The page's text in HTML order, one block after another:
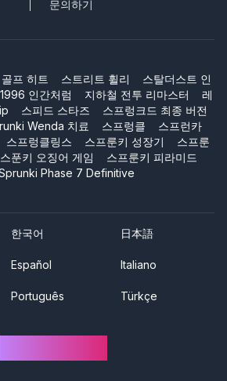
문의하기
골프 히트 스트리트 휠리
스탈더스트 인
인간처럼 지하철 전투 리마스터
레
스피드 스타즈
스프렁크드 최종 버전
Wenda 치료 스프렁클
스프런카
스프렁클링스 스프룬키 성장기
스프룬
스푼키 오징어 게임
스프룬키 피라미드
Phase 7 Definitive
한국어 日本語
Español Italiano
Português Türkçe